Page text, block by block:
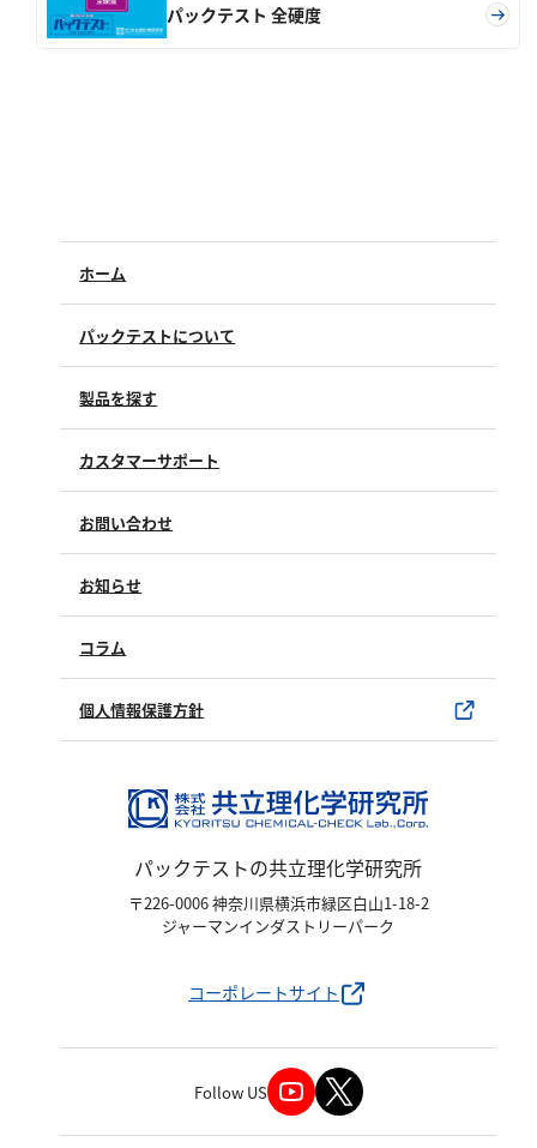
パックテスト 全硬度
ホーム
パックテストについて
製品を探す
カスタマーサポート
製品のご購入について
SDSについて
水銀使用製品について
該非判定書について
お問い合わせ
試薬サンプル
製品カタログ
お知らせ
コラム
個人情報保護方針
パックテストの共立理化学研究所
〒226-0006 神奈川県横浜市緑区白山1-18-2
ジャーマンインダストリーパーク
コーポレートサイト
Follow US